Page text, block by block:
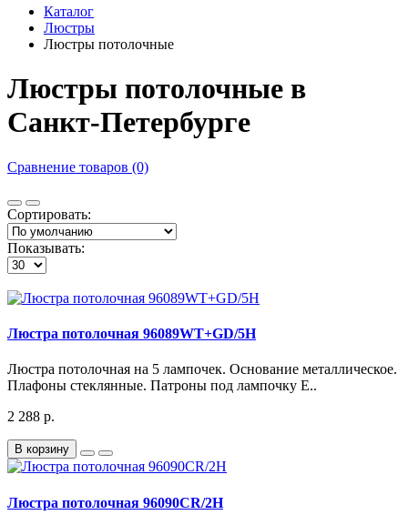
Каталог
Люстры
Люстры потолочные
Люстры потолочные в
Санкт-Петербурге
Сравнение товаров (0)
Сортировать:
Показывать:
Люстра потолочная 96089WT+GD/5H
Люстра потолочная на 5 лампочек. Основание металлическое.
Плафоны стеклянные. Патроны под лампочку Е..
2 288 р.
В корзину
Люстра потолочная 96090CR/2H